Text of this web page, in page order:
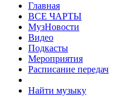
Главная
ВСЕ ЧАРТЫ
МузНовости
Видео
Подкасты
Мероприятия
Расписание передач
Найти музыку